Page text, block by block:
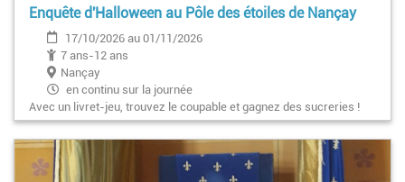
Enquête d'Halloween au Pôle des étoiles de Nançay
17/10/2026 au 01/11/2026
7 ans-12 ans
Nançay
en continu sur la journée
Avec un livret-jeu, trouvez le coupable et gagnez des sucreries !